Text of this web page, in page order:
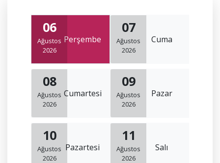
06
Ağustos
2026
Perşembe
07
Ağustos
2026
Cuma
08
Ağustos
2026
Cumartesi
09
Ağustos
2026
Pazar
10
Ağustos
2026
Pazartesi
11
Ağustos
2026
Salı